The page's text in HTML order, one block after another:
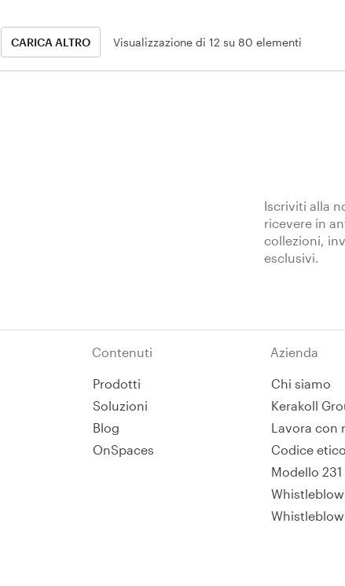
CARICA ALTRO Visualizzazione di 12 su 80 elementi
Iscriviti alla
ricevere in
collezioni,
esclusivi.
Contenuti
Prodotti
Soluzioni
Blog
OnSpaces
Azienda
Chi siamo
Kerakoll
Lavora con
Codice etico
Modello 231